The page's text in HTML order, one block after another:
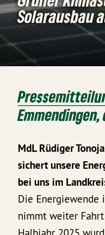
Solarausbau
MdL Rüdiger
sichert unsere
bei uns im
Die Energiewende
nimmt weiter